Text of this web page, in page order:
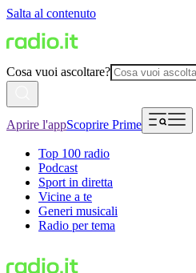
Salta al contenuto
Cosa vuoi ascoltare?
Aprire l'appScoprire Prime
Top 100 radio
Podcast
Sport in diretta
Vicine a te
Generi musicali
Radio per tema